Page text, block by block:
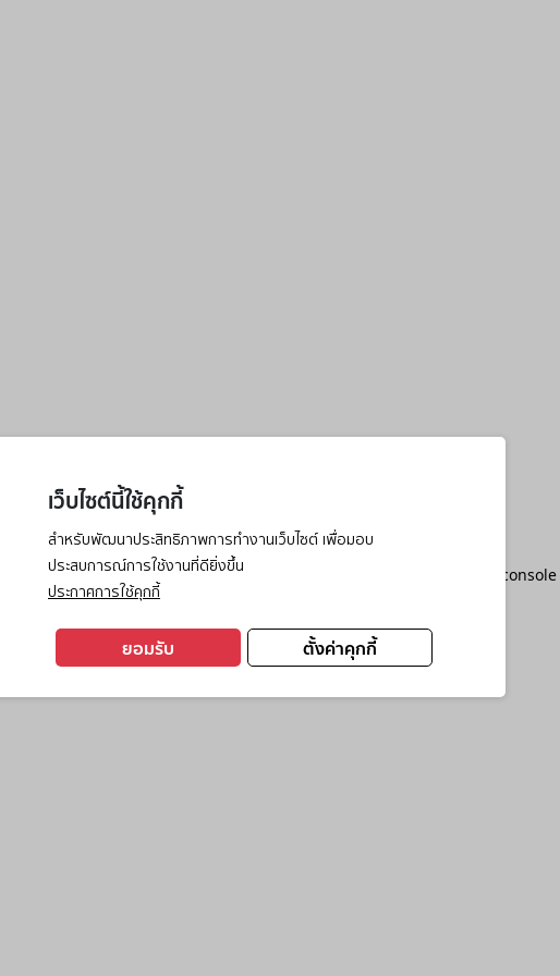
เว็บไซต์นี้ใช้คุกกี้
สำหรับพัฒนาประสิทธิภาพการทำงานเว็บไซต์ เพื่อมอบ
ประสบการณ์การใช้งานที่ดียิ่งขึ้น
ประกาศการใช้คุกกี้
ตั้งค่าคุกกี้
ยอมรับ
has occurred while loading browser console